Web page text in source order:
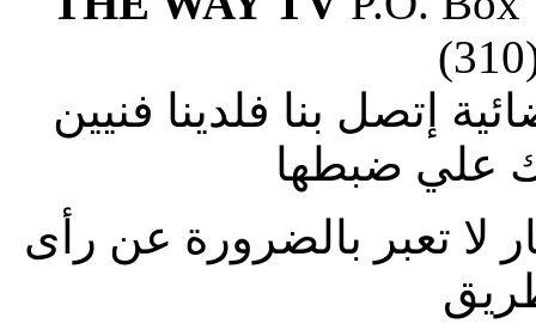
إتصل بنا فلدينا فنيين
علي ضبطها
لا تعبر بالضرورة عن رأى